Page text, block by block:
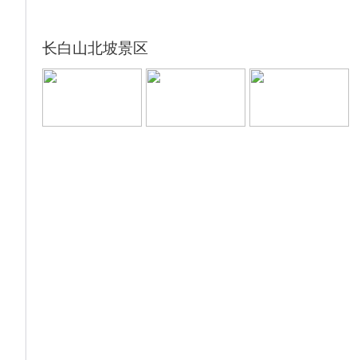
长白山北坡景区